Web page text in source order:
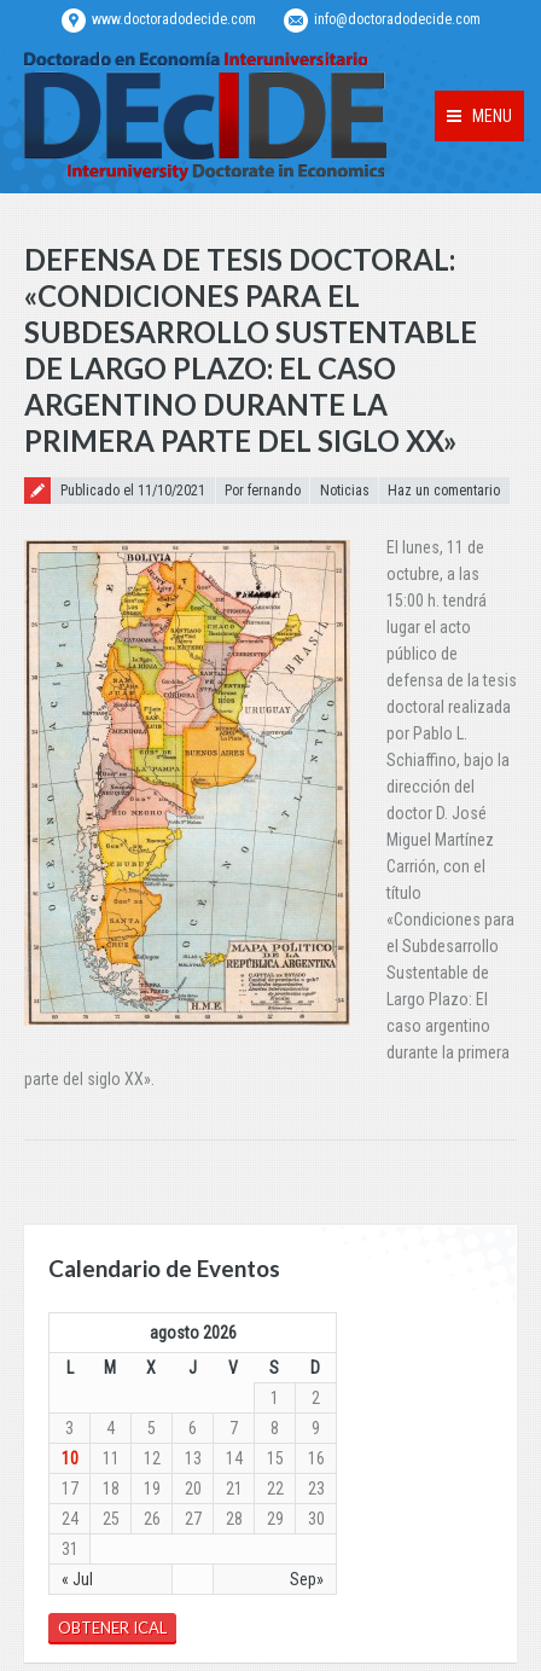
www.doctoradodecide.com info@doctoradodecide.com
MENU
DEFENSA DE TESIS DOCTORAL:
«CONDICIONES PARA EL
SUBDESARROLLO SUSTENTABLE
DE LARGO PLAZO: EL CASO
ARGENTINO DURANTE LA
PRIMERA PARTE DEL SIGLO XX»
Publicado el
Publicado el 11/10/2021 Por fernando Noticias Haz un comentario
El lunes, 11 de
octubre, a las
15:00 h. tendrá
lugar el acto
público de
defensa de la tesis
doctoral realizada
por Pablo L.
Schiaffino, bajo la
dirección del
doctor D. José
Miguel Martínez
Carrión, con el
título
«Condiciones para
el Subdesarrollo
Sustentable de
Largo Plazo: El
caso argentino
durante la primera
parte del siglo XX».
Calendario de Eventos
agosto 2026
L
M X J V S D
« Jul Sep»
1
2
3
4 5 6 7 8
9
10
11 12 13 14 15
16
17
18 19 20 21 22
23
24
25 26 27 28 29
30
31
OBTENER ICAL